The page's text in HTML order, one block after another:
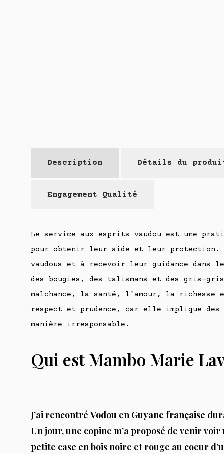
Description Détails du
Engagement Qualité
Le service aux esprits vaudou est une
pour obtenir leur aide et leur protection.
vaudous et à recevoir leur guidance dans
des bougies, des talismans et des gris-
malchance, la santé, l'amour, la richesse
respect et prudence, car elle implique
manière irresponsable.
Qui est Mambo Marie
J’ai rencontréVodou en Guyane française
Un jour, une copine m’a proposé de venir
petite case en bois noire et rouge au coeur